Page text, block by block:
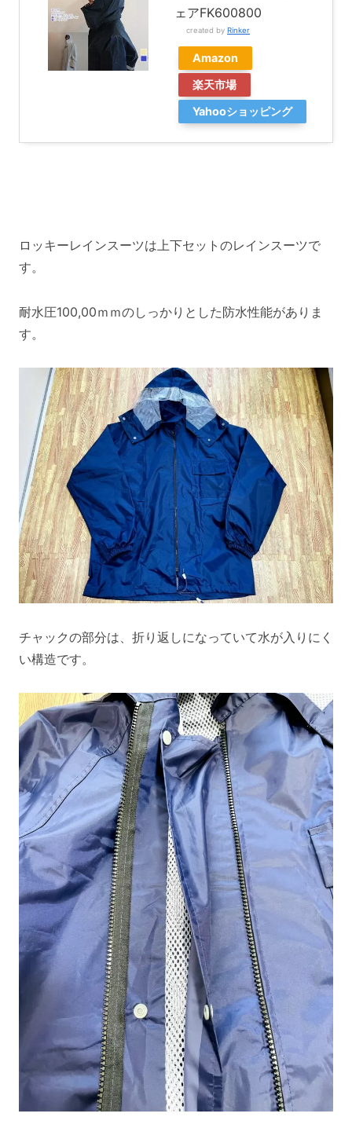
ェアFK600800
created by Rinker
Amazon
楽天市場
Yahooショッピング
ロッキーレインスーツは上下セットのレインスーツで
す。
耐水圧100,00ｍｍのしっかりとした防水性能がありま
す。
チャックの部分は、折り返しになっていて水が入りにく
い構造です。